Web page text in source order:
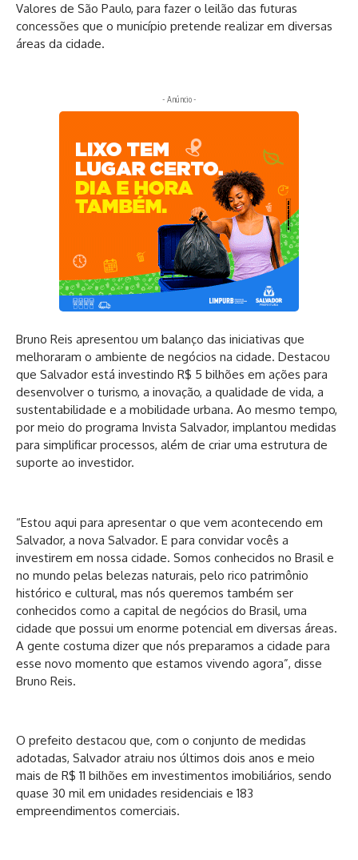
Valores de São Paulo, para fazer o leilão das futuras
concessões que o município pretende realizar em diversas
áreas da cidade.
- Anúncio -
Bruno Reis apresentou um balanço das iniciativas que
melhoraram o ambiente de negócios na cidade. Destacou
que Salvador está investindo R$ 5 bilhões em ações para
desenvolver o turismo, a inovação, a qualidade de vida, a
sustentabilidade e a mobilidade urbana. Ao mesmo tempo,
por meio do programa Invista Salvador, implantou medidas
para simplificar processos, além de criar uma estrutura de
suporte ao investidor.
“Estou aqui para apresentar o que vem acontecendo em
Salvador, a nova Salvador. E para convidar vocês a
investirem em nossa cidade. Somos conhecidos no Brasil e
no mundo pelas belezas naturais, pelo rico patrimônio
histórico e cultural, mas nós queremos também ser
conhecidos como a capital de negócios do Brasil, uma
cidade que possui um enorme potencial em diversas áreas.
A gente costuma dizer que nós preparamos a cidade para
esse novo momento que estamos vivendo agora”, disse
Bruno Reis.
O prefeito destacou que, com o conjunto de medidas
adotadas, Salvador atraiu nos últimos dois anos e meio
mais de R$ 11 bilhões em investimentos imobiliários, sendo
quase 30 mil em unidades residenciais e 183
empreendimentos comerciais.